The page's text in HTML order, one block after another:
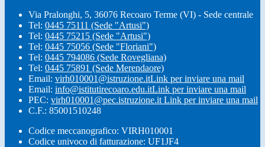
Via Pralonghi, 5, 36076 Recoaro Terme (VI) - Sede centrale
Tel: 0445 75111 (Sede "Artusi")
Tel: 0445 75215 (Sede "Artusi")
Tel: 0445 75056 (Sede "Floriani")
Tel: 0445 794086 (Sede Rovegliana)
Tel: 0445 75891 (Sede Merendaore)
Email: virh010001@istruzione.itLink per inviare una mail
Email: info@istitutirecoaro.edu.itLink per inviare una mail
PEC: virh010001@pec.istruzione.it Link per inviare una mail
C.F.: 85001510248
Codice meccanografico: VIRH010001
Codice univoco di fatturazione: UF1JF4